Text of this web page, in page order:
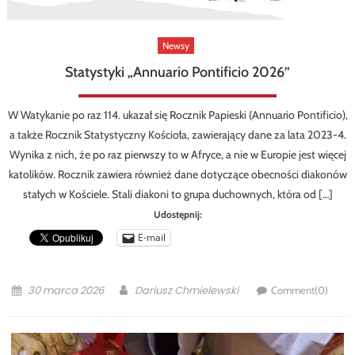
Newsy
Statystyki „Annuario Pontificio 2026”
W Watykanie po raz 114. ukazał się Rocznik Papieski (Annuario Pontificio),
a także Rocznik Statystyczny Kościoła, zawierający dane za lata 2023-4.
Wynika z nich, że po raz pierwszy to w Afryce, a nie w Europie jest więcej
katolików. Rocznik zawiera również dane dotyczące obecności diakonów
stałych w Kościele. Stali diakoni to grupa duchownych, która od […]
Udostępnij:
E-mail
Posted
30 marca 2026 Author
Dariusz Chmielewski Comment(0)